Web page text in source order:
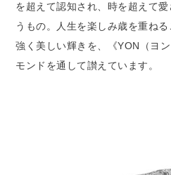
を超えて認知され、時を超えて
うもの。人生を楽しみ歳を重ね
強く美しい輝きを、《YON（ヨ
モンドを通して讃えています。